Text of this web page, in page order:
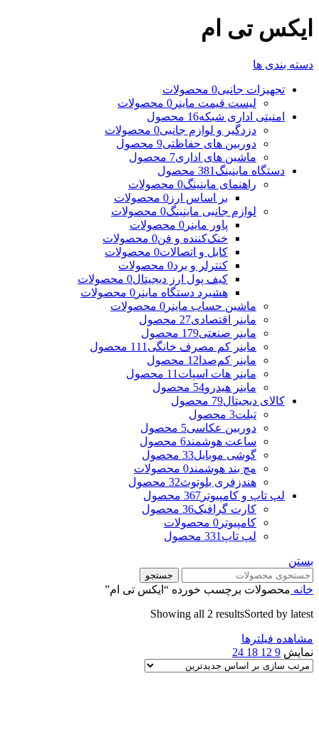
ایکس تی ام
دسته بندی ها
تجهیزات جانبی0 محصولات
لیست قیمت ماینر 0 محصولات
امنیتی اداری شبکه16 محصول
دزدگیر و لوازم جانبی0 محصولات
دوربین های حفاظتی9 محصول
ماشین های اداری7 محصول
دستگاه ماینینگ 381 محصول
راهنمای ماینینگ0 محصولات
بر اساس ارز 0 محصولات
لوازم جانبی ماینینگ0 محصولات
پاور ماینر 0 محصولات
خنک‌کننده و فن0 محصولات
کابل و اتصالات0 محصولات
کنترلر و برد0 محصولات
کیف پول ارز دیجیتال0 محصولات
هشبرد دستگاه ماینر 0 محصولات
ماشین حساب ماینر 0 محصولات
ماینر اقتصادی27 محصول
ماینر صنعتی179 محصول
ماینر کم مصرف خانگی 111 محصول
ماینر کم‌صدا 12 محصول
ماینر هات اسپات 11 محصول
ماینر هیدرو54 محصول
کالای دیجیتال79 محصول
تبلت3 محصول
دوربین عکاسی5 محصول
ساعت هوشمند6 محصول
گوشی موبایل33 محصول
مچ بند هوشمند0 محصولات
هندزفری بلوتوث32 محصول
لپ تاپ و کامپیوتر 367 محصول
کارت گرافیک36 محصول
کامپیوتر 0 محصولات
لپ تاپ 331 محصول
بستن
جستجو
خانه محصولات برچسب خورده “ایکس تی ام”
Showing all 2 resultsSorted by latest
مشاهده فیلترها
نمایش 9
12
18
24